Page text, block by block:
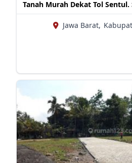
Tanah Murah Dekat Tol
Jawa Barat,